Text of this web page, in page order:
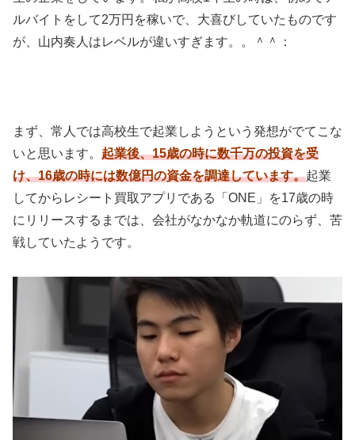
ルバイトをして2万円を稼いで、大喜びしていたものです
が、山内奏人はレベルが違いすぎます。。＾＾：
まず、常人では高校生で起業しようという発想がでてこな
いと思います。 起業後、15歳の時に数千万の投資を受
け、16歳の時には数億円の資金を調達しています。起業
してからレシート買取アプリである「ONE」を17歳の時
にリリースするまでは、会社がなかなか軌道にのらず、苦
戦していたようです。